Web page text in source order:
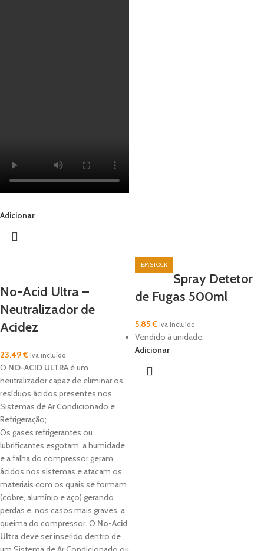
Adicionar
No-Acid Ultra –
Neutralizador de
Acidez
23.49€ Iva incluído
O NO-ACID ULTRA é um
neutralizador capaz de eliminar os
resíduos ácidos presentes nos
Sistemas de Ar Condicionado e
Refrigeração;
Os gases refrigerantes ou
lubrificantes esgotam, a humidade
e a falha do compressor geram
ácidos nos sistemas e atacam os
materiais com os quais se formam
(cobre, alumínio e aço) gerando
perdas e, nos casos mais graves, a
queima do compressor. O No-Acid
Ultradeve ser inserido dentro de
Spray Detetor
de Fugas 500ml
5.85€ Iva incluído
Vendido à unidade.
Adicionar